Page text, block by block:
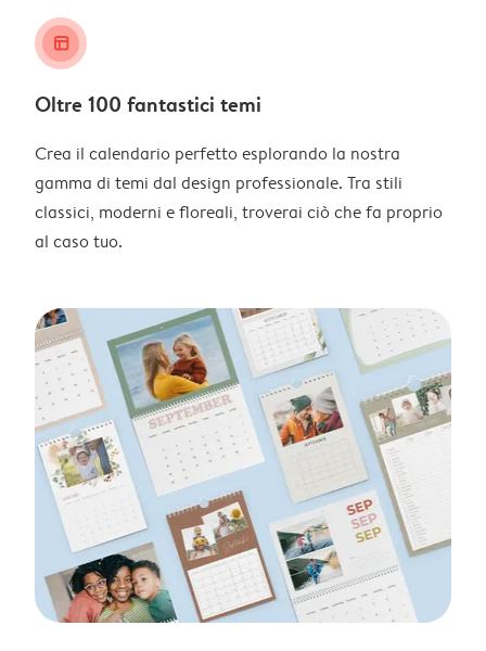
layout_alt
Oltre 100 fantastici temi
Crea il calendario perfetto esplorando la nostra
gamma di temi dal design professionale. Tra stili
classici, moderni e floreali, troverai ciò che fa proprio
al caso tuo.